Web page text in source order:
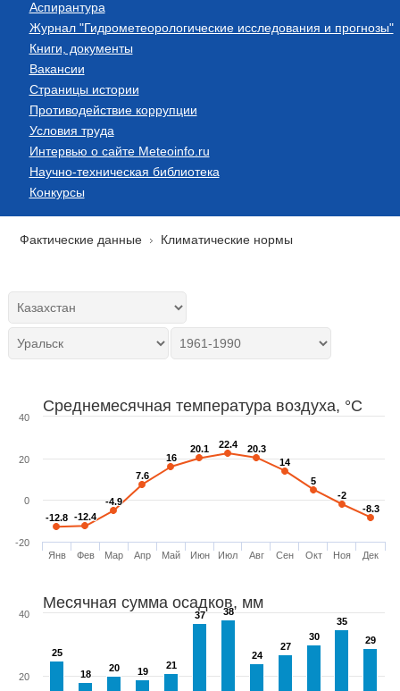
Аспирантура
Журнал "Гидрометеорологические исследования и прогнозы"
Книги, документы
Вакансии
Страницы истории
Противодействие коррупции
Условия труда
Интервью о сайте Meteoinfo.ru
Научно-техническая библиотека
Конкурсы
Фактические данные Климатические нормы
Среднемесячная температура воздуха, °C
-12.8
-12.8 -12.4
-12.4
-4.9
-4.9
7.6
7.6
16
16
20.1
20.1 22.4
22.4 20.3
20.3
14
14
5
5
-2
-2
-8.3
-8.3
Янв Фев Мар Апр Май Июн Июл Авг Сен Окт Ноя Дек
-20
0
20
40
Месячная сумма осадков, мм
25
25
18
18
20
20 19
19
21
21
37
37 38
38
24
24
27
27
30
30
35
35
29
29
20
40